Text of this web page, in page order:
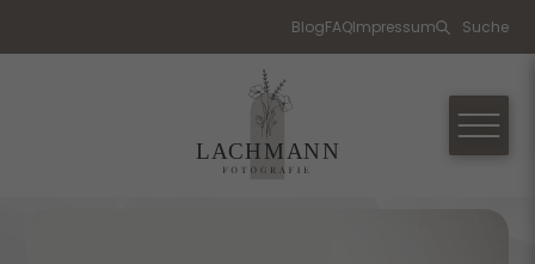
BlogFAQImpressum Suche